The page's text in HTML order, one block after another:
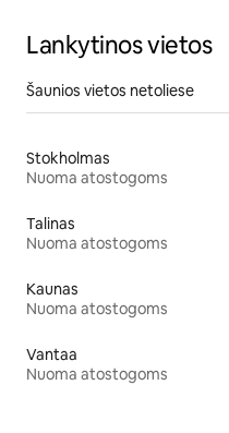
Lankytinos vietos
Šaunios vietos netoliese
Stokholmas
Nuoma atostogoms
Talinas
Nuoma atostogoms
Kaunas
Nuoma atostogoms
Vantaa
Nuoma atostogoms